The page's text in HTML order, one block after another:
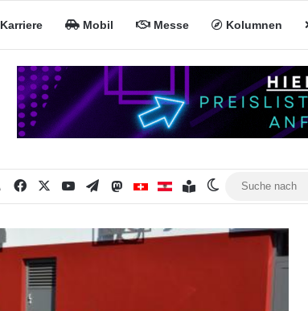
Karriere Mobil Messe Kolumnen
RSSFacebookYouTubeTelegramMastodonMiNa CHMiNa AT
Inhaltsverzeichnis
Skin umschalten